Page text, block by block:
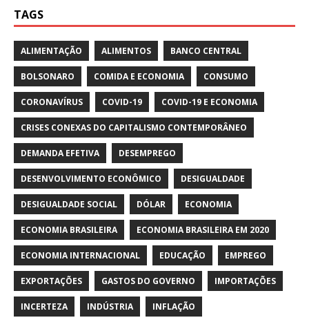
TAGS
ALIMENTAÇÃO ALIMENTOS BANCO CENTRAL
BOLSONARO COMIDA E ECONOMIA CONSUMO
CORONAVÍRUS COVID-19 COVID-19 E ECONOMIA
CRISES CONEXAS DO CAPITALISMO CONTEMPORÂNEO
DEMANDA EFETIVA DESEMPREGO
DESENVOLVIMENTO ECONÔMICO DESIGUALDADE
DESIGUALDADE SOCIAL DÓLAR ECONOMIA
ECONOMIA BRASILEIRA ECONOMIA BRASILEIRA EM 2020
ECONOMIA INTERNACIONAL EDUCAÇÃO EMPREGO
EXPORTAÇÕES GASTOS DO GOVERNO IMPORTAÇÕES
INCERTEZA INDÚSTRIA INFLAÇÃO